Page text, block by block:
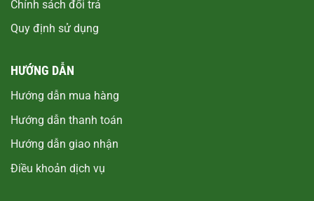
Chính sách đổi trả
Quy định sử dụng
HƯỚNG DẪN
Hướng dẫn mua hàng
Hướng dẫn thanh toán
Hướng dẫn giao nhận
Điều khoản dịch vụ